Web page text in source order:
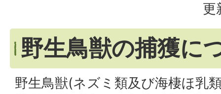
更
野生鳥獣の捕獲に
野生鳥獣(ネズミ類及び海棲ほ乳